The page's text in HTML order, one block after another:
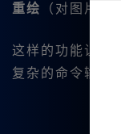
重绘
（对图片的
这样的功能让我
复杂的命令输入。